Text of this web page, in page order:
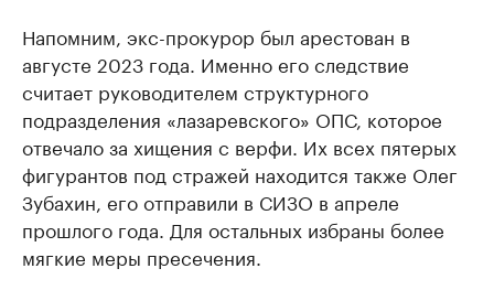
Напомним, экс-прокурор был арестован в
августе 2023 года. Именно его следствие
считает руководителем структурного
подразделения «лазаревского» ОПС, которое
отвечало за хищения с верфи. Их всех пятерых
фигурантов под стражей находится также Олег
Зубахин, его отправили в СИЗО в апреле
прошлого года. Для остальных избраны более
мягкие меры пресечения.